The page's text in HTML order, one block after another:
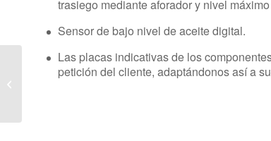
trasiego mediante aforador y nivel
Sensor de bajo nivel de aceite digital.
Las placas indicativas de los
petición del cliente, adaptándonos así a
Suministramos grupos
electrógenos de